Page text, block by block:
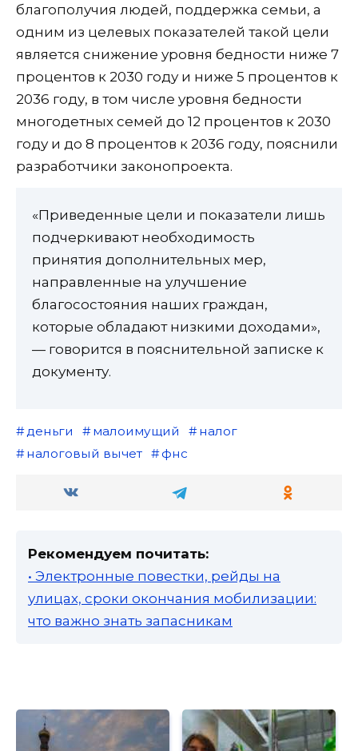
благополучия людей, поддержка семьи, а
одним из целевых показателей такой цели
является снижение уровня бедности ниже 7
процентов к 2030 году и ниже 5 процентов к
2036 году, в том числе уровня бедности
многодетных семей до 12 процентов к 2030
году и до 8 процентов к 2036 году, пояснили
разработчики законопроекта.
«Приведенные цели и показатели лишь
подчеркивают необходимость
принятия дополнительных мер,
направленные на улучшение
благосостояния наших граждан,
которые обладают низкими доходами»,
— говорится в пояснительной записке к
документу.
деньги малоимущий
налог
налоговый вычет
фнс
Рекомендуем почитать:
• Электронные повестки, рейды на
улицах, сроки окончания мобилизации:
что важно знать запасникам